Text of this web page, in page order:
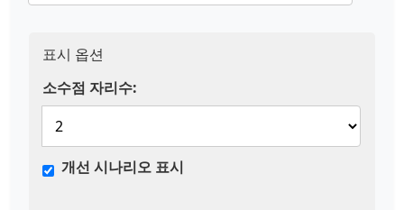
표시 옵션
소수점 자리수:
개선 시나리오 표시